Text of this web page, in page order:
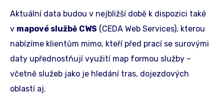
Aktuální data budou v nejbližší době k dispozici také
v mapové službě CWS (CEDA Web Services), kterou
nabízíme klientům mimo, kteří před prací se surovými
daty upřednostňují využití map formou služby –
včetně služeb jako je hledání tras, dojezdových
oblastí aj.